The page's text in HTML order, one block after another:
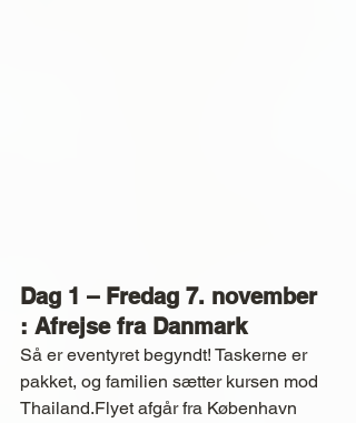
Dag 1 – Fredag 7. november
: Afrejse fra Danmark
Så er eventyret begyndt! Taskerne er
pakket, og familien sætter kursen mod
Thailand.Flyet afgår fra København